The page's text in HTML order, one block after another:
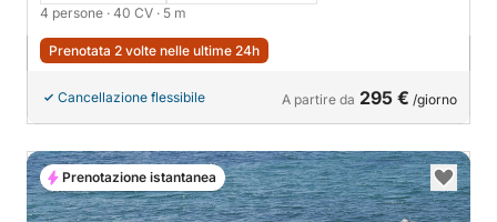
4 persone · 40 CV · 5 m
Prenotata 2 volte nelle ultime 24h
Cancellazione flessibile A partire da 295 € /giorno
Prenotazione istantanea